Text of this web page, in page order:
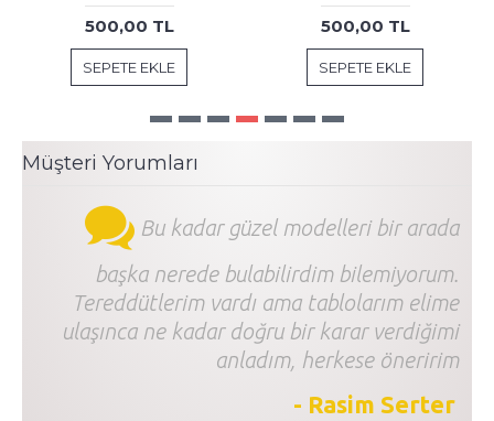
500,00 TL
SEPETE EKLE
500,00 TL
SEPETE EKLE
Müşteri Yorumları
Bu kadar güzel modelleri bir arada
başka nerede bulabilirdim bilemiyorum.
Tereddütlerim vardı ama tablolarım elime
ulaşınca ne kadar doğru bir karar verdiğimi
anladım, herkese öneririm
- Rasim Serter